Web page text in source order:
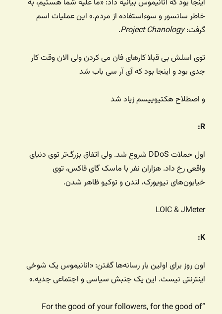
اینجا بود که انانیموس بیانیه داد: «ما علیه شما هستیم، به
خاطر سانسور و سوءاستفاده از مردم.» این عملیات اسم
گرفت:Project Chanology
.
توی اسلش بی قبلا کارهای فان می کردن ولی الان وقت کار
جدی بود و اینجا بود که آی آر سی باب شد
و اصطلاح هکتیوییسم زیاد شد
اول حملات DDoS شروع شد. ولی اتفاق بزرگ‌تر توی دنیای
واقعی رخ داد. هزاران نفر با ماسک گای فاکس، توی
خیابون‌های نیویورک، لندن و توکیو ظاهر شدن.
LOIC & JMeter
اون روز برای اولین بار رسانه‌ها گفتن: «انانیموس یک شوخی
اینترنتی نیست. این یک جنبش سیاسی و اجتماعی جدیه.»
“For the good of your followers, for the good of